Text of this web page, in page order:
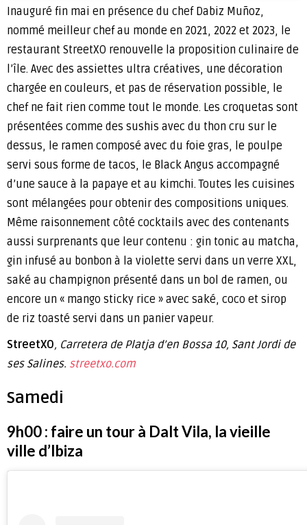
Inauguré fin mai en présence du chef Dabiz Muñoz,
nommé meilleur chef au monde en 2021, 2022 et 2023, le
restaurant StreetXO renouvelle la proposition culinaire de
l’île. Avec des assiettes ultra créatives, une décoration
chargée en couleurs, et pas de réservation possible, le
chef ne fait rien comme tout le monde. Les croquetas sont
présentées comme des sushis avec du thon cru sur le
dessus, le ramen composé avec du foie gras, le poulpe
servi sous forme de tacos, le Black Angus accompagné
d’une sauce à la papaye et au kimchi. Toutes les cuisines
sont mélangées pour obtenir des compositions uniques.
Même raisonnement côté cocktails avec des contenants
aussi surprenants que leur contenu : gin tonic au matcha,
gin infusé au bonbon à la violette servi dans un verre XXL,
saké au champignon présenté dans un bol de ramen, ou
encore un « mango sticky rice » avec saké, coco et sirop
de riz toasté servi dans un panier vapeur.
StreetXO, Carretera de Platja d’en Bossa 10, Sant Jordi de
ses Salines. streetxo.com
Samedi
9h00 : faire un tour à Dalt Vila, la vieille
ville d’Ibiza